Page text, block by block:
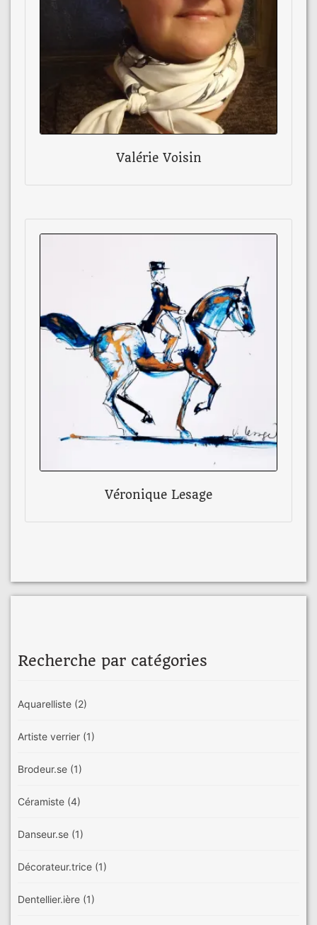
Recherche par catégories
Aquarelliste (2)
Artiste verrier (1)
Brodeur.se (1)
Céramiste (4)
Danseur.se (1)
Décorateur.trice (1)
Dentellier.ière (1)
Valérie Voisin
Véronique Lesage